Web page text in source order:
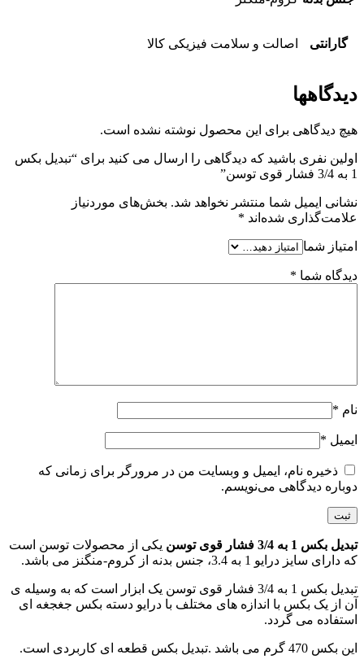
گارانتی اصالت و سلامت فیزیکی کالا
دیدگاهها
هیچ دیدگاهی برای این محصول نوشته نشده است.
اولین نفری باشید که دیدگاهی را ارسال می کنید برای “تبدیل بکس
1 به 3/4 فشار قوی توسن”
نشانی ایمیل شما منتشر نخواهد شد. بخش‌های موردنیاز
علامت‌گذاری شده‌اند *
امتیاز شما
دیدگاه شما *
نام *
ایمیل *
ذخیره نام، ایمیل و وبسایت من در مرورگر برای زمانی که
دوباره دیدگاهی می‌نویسم.
تبدیل بکس 1 به 3/4 فشار قوی توسن
یکی از محصولات توسن است
که دارای سایز درایو 1 به 3.4، جنس بدنه از کروم-منگنز می باشد.
تبدیل بکس 1 به 3/4 فشار قوی توسن یک ابزار است که به وسیله ی
آن از یک بکس با اندازه های مختلف با درایو دسته بکس جغجغه ای
استفاده می گردد.
این بکس 470 گرم می باشد .تبدیل بکس قطعه ای کاربردی است.